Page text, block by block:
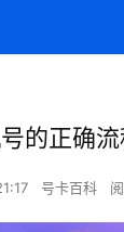
的正确
号卡百科